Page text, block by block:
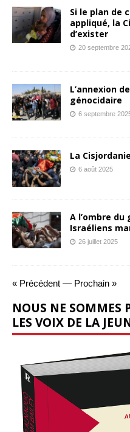
Si le plan de
appliqué, la
d’exister
20 septembre
L’annexion
génocidaire
6 septembre
La
6 août 2025
A l’ombre du
Israéliens
26 juillet 2025
« Précédent — Prochain »
NOUS NE SOMMES
LES VOIX DE LA